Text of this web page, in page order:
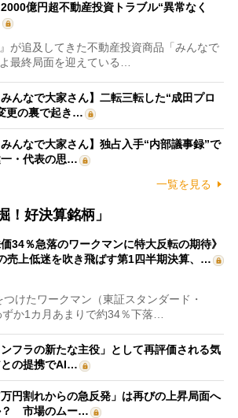
億円超不動産投資トラブル“異常なく
が追及してきた不動産投資商品「みんなで
最終局面を迎えている…
みんなで大家さん】二転三転した“成田プロ
更の裏で起き…
みんなで大家さん】独占入手“内部議事録”で
・代表の思…
一覧を見る
！好決算銘柄」
価34％急落のワークマンに特大反転の期待》
売上低迷を吹き飛ばす第1四半期決算、…
けたワークマン（東証スタンダード・
か1カ月あまりで約34％下落…
フラの新たな主役」として再評価される気
の提携でAI…
円割れからの急反発」は再びの上昇局面へ
？ 市場のムー…